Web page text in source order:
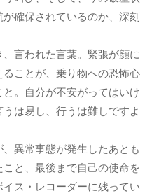
確保されているのか、深刻
言われた言葉。緊張が顔に
ことが、乗り物への恐怖心
。自分が不安がってはいけ
は易し、行うは難しですよ
異常事態が発生したあとも
と、最後まで自己の使命を
ス・レコーダーに残ってい